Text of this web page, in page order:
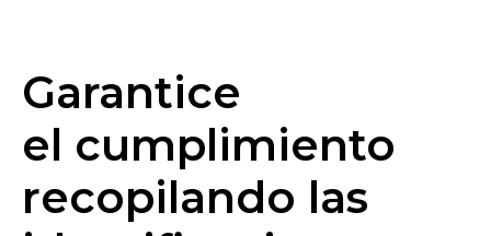
Garantice
el cumplimiento
recopilando las